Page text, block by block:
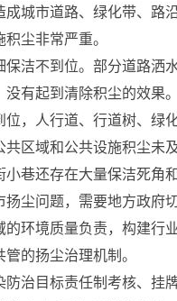
成城市道路、绿化带、路
尘非常严重。
洁不到位。部分道路洒
没有起到清除积尘的效果
位，人行道、行道树、绿
区域和公共设施积尘未
巷还存在大量保洁死角和
尘问题，需要地方政府
环境质量负责，构建行
的扬尘治理机制。
治目标责任制考核、挂